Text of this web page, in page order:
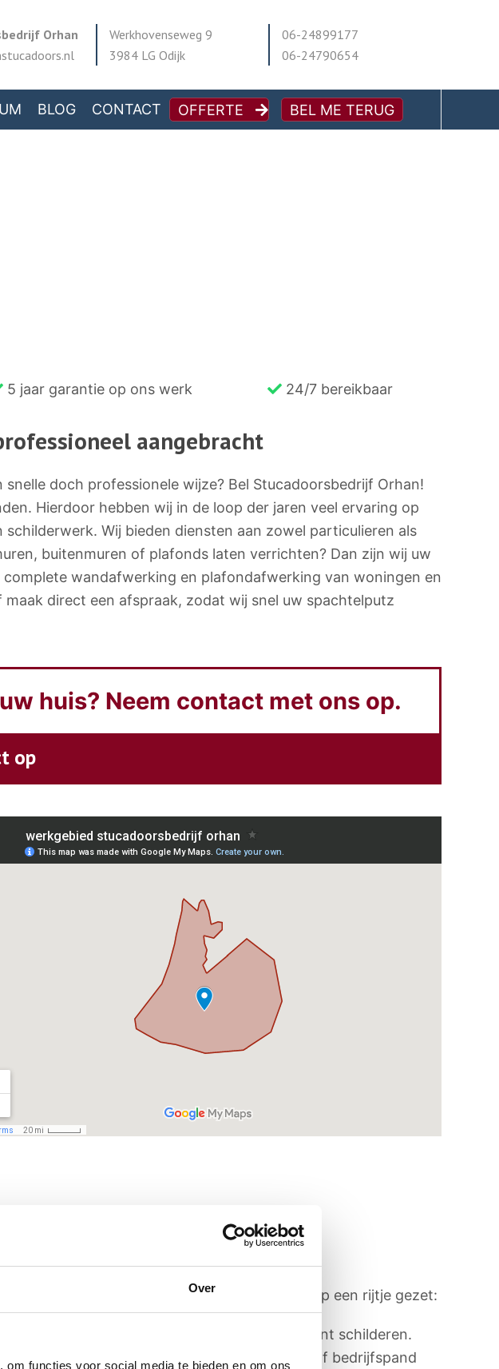
Over
functies voor social media te bieden en om ons
Orhan
Werkhovenseweg 9
3984 LG Odijk
06-24899177
06-24790654
BLOG CONTACT OFFERTE BEL ME TERUG
5 jaar garantie op ons werk 24/7 bereikbaar
aangebracht
doch professionele wijze? Bel Stucadoorsbedrijf Orhan!
Hierdoor hebben wij in de loop der jaren veel ervaring op
Wij bieden diensten aan zowel particulieren als
buitenmuren of plafonds laten verrichten? Dan zijn wij uw
wandafwerking en plafondafwerking van woningen en
direct een afspraak, zodat wij snel uw spachtelputz
huis? Neem contact met ons op.
op
Hieronder hebben wij ons aanbod voor u op een rijtje gezet:
waar u desgewenst eenvoudig overheen kunt schilderen.
verhoogt tevens de waarde van uw huis of bedrijfspand